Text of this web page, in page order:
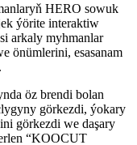
HERO sowuk
ýörite interaktiw
arkaly myhmanlar
önümlerini, esasanam
öz brendi bolan
görkezdi, ýokary
görkezdi we daşary
“KOOCUT